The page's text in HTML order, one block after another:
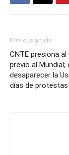
Previous article
CNTE presiona al
previo al Mundial;
desaparecer la
días de protestas